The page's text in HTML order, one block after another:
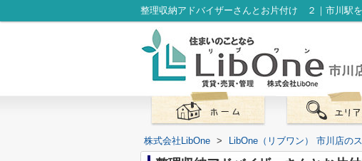
整理収納アドバイザーさんとお片付け ２｜市川駅
株式会社LibOne > LibOne（リブワン） 市川店の